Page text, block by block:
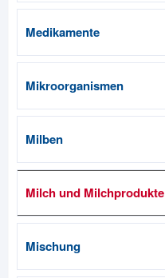
Medikamente
Mikroorganismen
Milben
Milch und Milchprodukte
Mischung